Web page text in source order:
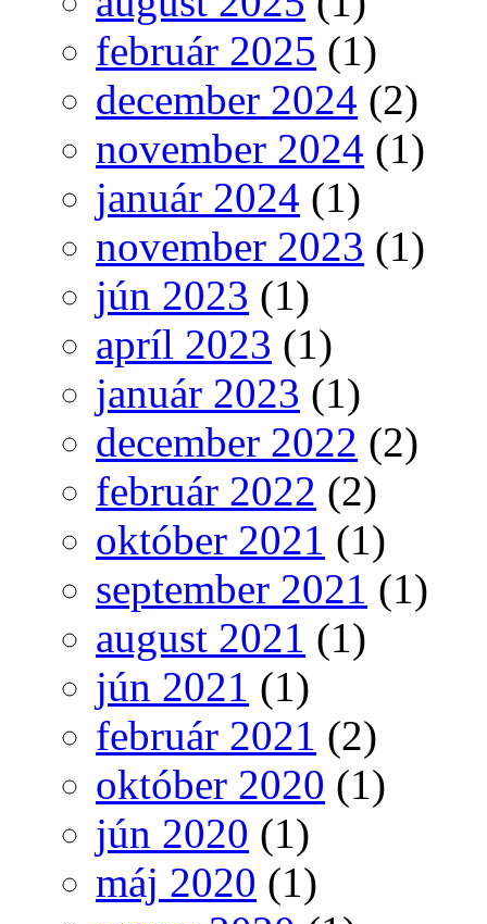
február 2025 (1)
december 2024 (2)
november 2024 (1)
január 2024 (1)
november 2023 (1)
jún 2023 (1)
apríl 2023 (1)
január 2023 (1)
december 2022 (2)
február 2022 (2)
október 2021 (1)
september 2021 (1)
august 2021 (1)
jún 2021 (1)
február 2021 (2)
október 2020 (1)
jún 2020 (1)
máj 2020 (1)